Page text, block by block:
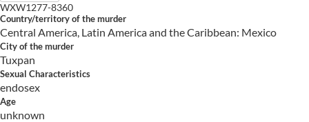
WXW1277-8360
Country/territory of the murder
Central America, Latin America and the Caribbean: Mexico
City of the murder
Tuxpan
Sexual Characteristics
endosex
Age
unknown